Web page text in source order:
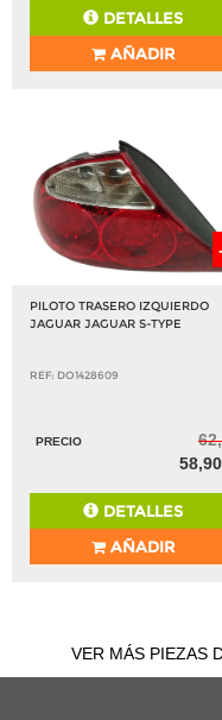
DETALLES
AÑADIR
PILOTO TRASERO IZQUIERDO
JAGUAR JAGUAR S-TYPE
REF: DO1428609
PRECIO
DETALLES
AÑADIR
VER MÁS PIEZAS